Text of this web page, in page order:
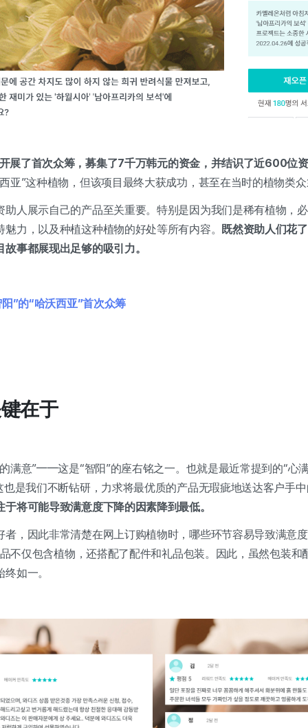
展了首次众筹，募集了7千万韩元的资金，并结识了近600位
亚”这种植物，但该项目最终大获成功，甚至在当时的植物类
助人展示自己的产品至关重要。特别是因为我们是稀有植物，
力，以及种植这种植物的好处等所有内容。
既然资助人们花
事都展现出足够的吸引力。
”的“哈沃西亚”首次众筹
在于
满意”——这是“智阳”的座右铭之一。也就是最近常提到的“心
也是我们不断钻研，力求将最优质的产品无瑕疵地送达客户手
将可能导致满意度下降的因素降到最低。
者，因此非常清楚在网上订购植物时，哪些环节容易导致满意
不仅包含植物，还搭配了配件和礼品包装。因此，虽然包装和
如一。